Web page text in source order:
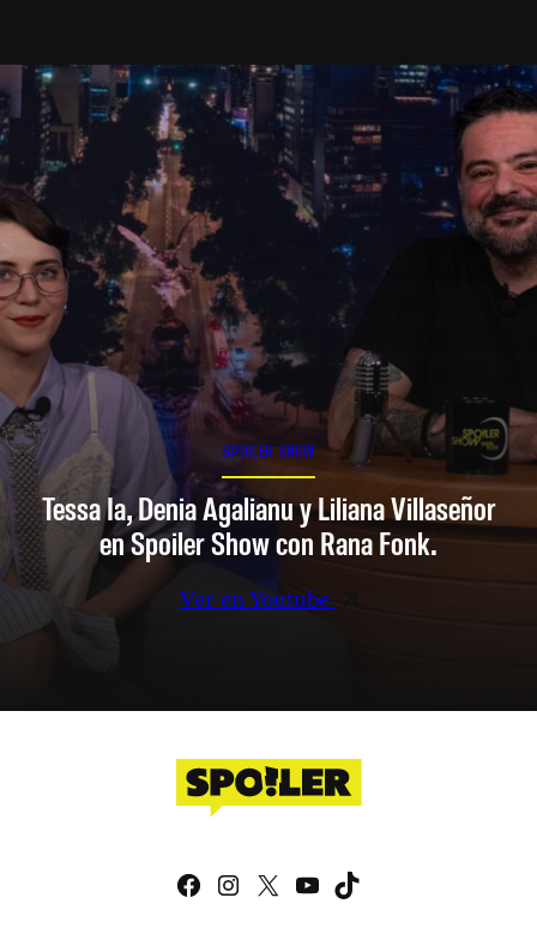
SPOILER SHOW
Tessa Ia, Denia Agalianu y Liliana Villaseñor
en Spoiler Show con Rana Fonk.
Ver en Youtube
Facebook
Instagram
X YouTube